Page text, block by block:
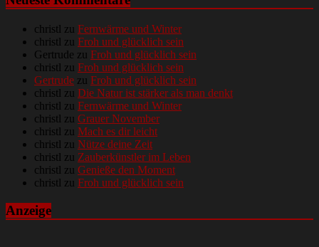
christl zu Fernwärme und Winter
christl zu Froh und glücklich sein
Gertrude zu Froh und glücklich sein
christl zu Froh und glücklich sein
Gertrude zu Froh und glücklich sein
christl zu Die Natur ist stärker als man denkt
christl zu Fernwärme und Winter
christl zu Grauer November
christl zu Mach es dir leicht
christl zu Nütze deine Zeit
christl zu Zauberkünstler im Leben
christl zu Genieße den Moment
christl zu Froh und glücklich sein
Anzeige